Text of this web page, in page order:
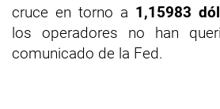
cruce en torno a 1,15983
los operadores no han
comunicado de la Fed.